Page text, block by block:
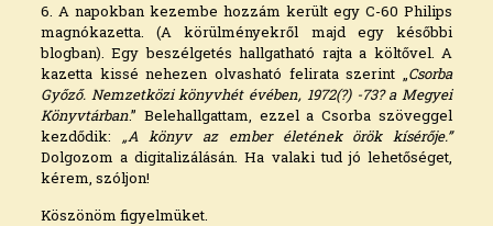
6. A napokban kezembe hozzám került egy C-60 Philips
magnókazetta. (A körülményekről majd egy későbbi
blogban). Egy beszélgetés hallgatható rajta a költővel. A
kazetta kissé nehezen olvasható felirata szerint „Csorba
Győző. Nemzetközi könyvhét évében, 1972(?) -73? a Megyei
Könyvtárban.” Belehallgattam, ezzel a Csorba szöveggel
kezdődik: „A könyv az ember életének örök kísérője.”
Dolgozom a digitalizálásán. Ha valaki tud jó lehetőséget,
kérem, szóljon!
Köszönöm figyelmüket.